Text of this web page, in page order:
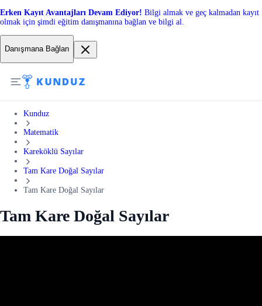
Erken Kayıt Avantajları Devam Ediyor! Bilgi almak ve geç kalmadan kayıt
olmak için şimdi eğitim danışmanına bağlan ve bilgi al.
Danışmana Bağlan
Kunduz
Matematik
Kareköklü Sayılar
Tam Kare Doğal Sayılar
Tam Kare Doğal Sayılar
Tam Kare Doğal Sayılar